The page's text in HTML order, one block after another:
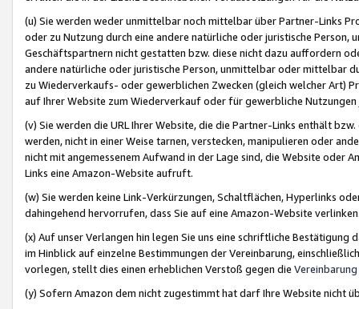
(u) Sie werden weder unmittelbar noch mittelbar über Partner-Links
oder zu Nutzung durch eine andere natürliche oder juristische
Geschäftspartnern nicht gestatten bzw. diese nicht dazu auffordern
andere natürliche oder juristische Person, unmittelbar oder mittelbar
zu Wiederverkaufs- oder gewerblichen Zwecken (gleich welcher Art)
auf Ihrer Website zum Wiederverkauf oder für gewerbliche
(v) Sie werden die URL Ihrer Website, die die Partner-Links enthält
werden, nicht in einer Weise tarnen, verstecken, manipulieren oder
nicht mit angemessenem Aufwand in der Lage sind, die Website oder
Links eine Amazon-Website aufruft.
(w) Sie werden keine Link-Verkürzungen, Schaltflächen, Hyperlinks
dahingehend hervorrufen, dass Sie auf eine Amazon-Website
(x) Auf unser Verlangen hin legen Sie uns eine schriftliche
im Hinblick auf einzelne Bestimmungen der Vereinbarung,
vorlegen, stellt dies einen erheblichen Verstoß gegen die Vereinbarung
(y) Sofern Amazon dem nicht zugestimmt hat darf Ihre Website nicht